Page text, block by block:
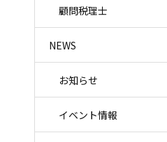
顧問税理士
NEWS
お知らせ
イベント情報